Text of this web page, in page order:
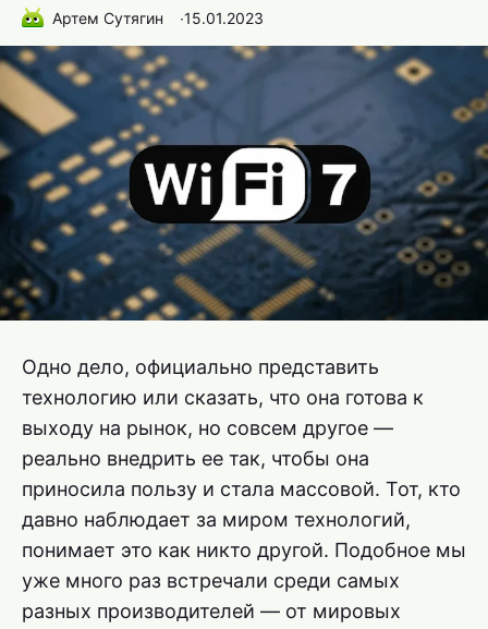
Артем Сутягин ∙15.01.2023
Одно дело, официально представить
технологию или сказать, что она готова к
выходу на рынок, но совсем другое —
реально внедрить ее так, чтобы она
приносила пользу и стала массовой. Тот, кто
давно наблюдает за миром технологий,
понимает это как никто другой. Подобное мы
уже много раз встречали среди самых
разных производителей — от мировых